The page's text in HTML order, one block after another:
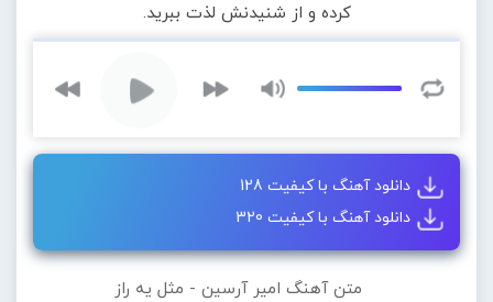
کرده و از شنیدنش لذت ببرید.
دانلود آهنگ با کیفیت 128
دانلود آهنگ با کیفیت 320
متن آهنگ امیر آرسین - مثل یه راز